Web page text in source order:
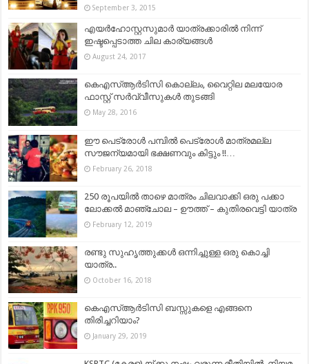
September 3, 2015
എയര്‍ഹോസ്റ്റസുമാര്‍ യാത്രക്കാരില്‍ നിന്ന്
ഇഷ്ടപ്പെടാത്ത ചില കാര്യങ്ങള്‍
August 24, 2017
കെഎസ്ആര്‍ടിസി കൊല്ലം, വൈറ്റില മലയോര
ഫാസ്റ്റ് സർവ്വീസുകൾ തുടങ്ങി
May 28, 2016
ഈ പെട്രോൾ പമ്പിൽ പെട്രോൾ മാത്രമല്ല
സൗജന്യമായി ഭക്ഷണവും കിട്ടും !!…
February 26, 2018
250 രൂപയിൽ താഴെ മാത്രം ചിലവാക്കി ഒരു പക്കാ
ലോക്കൽ മാഞ്ചോല – ഊത്ത് – കുതിരവെട്ടി യാത്ര
February 12, 2019
രണ്ടു സുഹൃത്തുക്കൾ ഒന്നിച്ചുള്ള ഒരു കൊച്ചി
യാത്ര..
October 16, 2018
കെഎസ്ആർടിസി ബസ്സുകളെ എങ്ങനെ
തിരിച്ചറിയാം?
January 29, 2019